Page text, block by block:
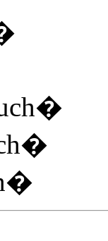
�
�
�